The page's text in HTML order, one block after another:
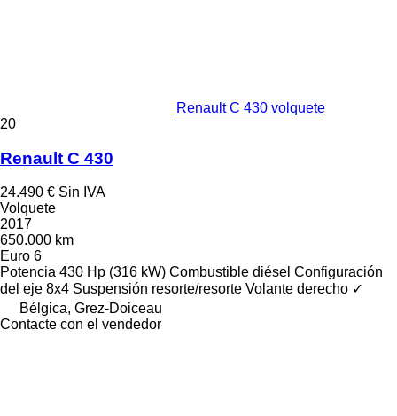
Renault C 430 volquete
20
Renault C 430
24.490 € Sin IVA
Volquete
2017
650.000 km
Euro 6
Potencia 430 Hp (316 kW) Combustible diésel Configuración
del eje 8x4 Suspensión resorte/resorte Volante derecho ✓
Bélgica, Grez-Doiceau
Contacte con el vendedor